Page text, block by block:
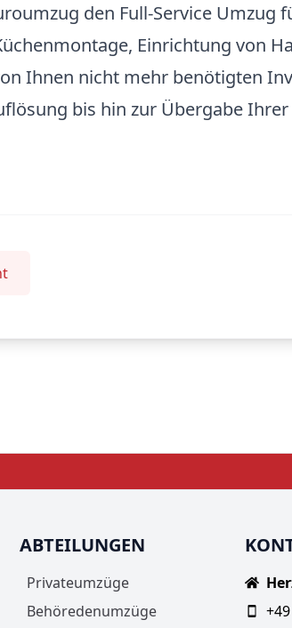
den Full-Service Umzug
Einrichtung von
Ihnen nicht mehr benötigten
bis hin zur Übergabe
ABTEILUNGEN
Privateumzüge
Behöredenumzüge